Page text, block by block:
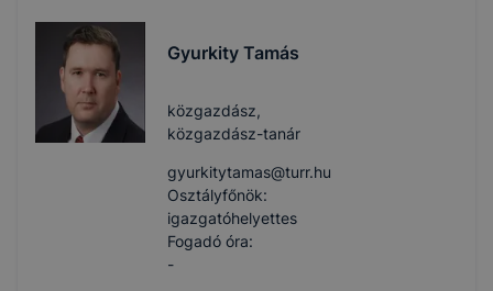
Gyurkity Tamás
közgazdász,
közgazdász-tanár
gyurkitytamas​@turr.hu
Osztályfőnök:
igazgatóhelyettes
Fogadó óra:
-